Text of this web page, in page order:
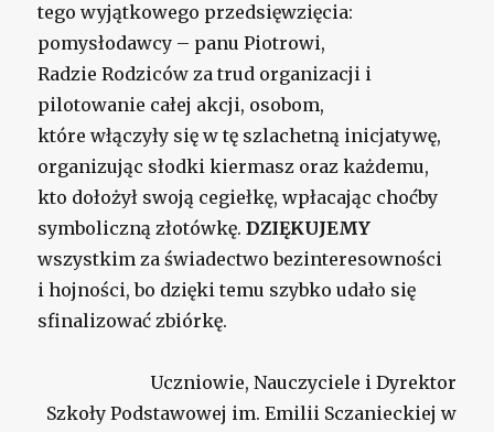
tego wyjątkowego przedsięwzięcia:
pomysłodawcy – panu Piotrowi,
Radzie Rodziców za trud organizacji i
pilotowanie całej akcji, osobom,
które włączyły się w tę szlachetną inicjatywę,
organizując słodki kiermasz oraz każdemu,
kto dołożył swoją cegiełkę, wpłacając choćby
symboliczną złotówkę.DZIĘKUJEMY
wszystkim za świadectwo bezinteresowności
i hojności, bo dzięki temu szybko udało się
sfinalizować zbiórkę.
Uczniowie, Nauczyciele i Dyrektor
Szkoły Podstawowej im. Emilii Sczanieckiej w